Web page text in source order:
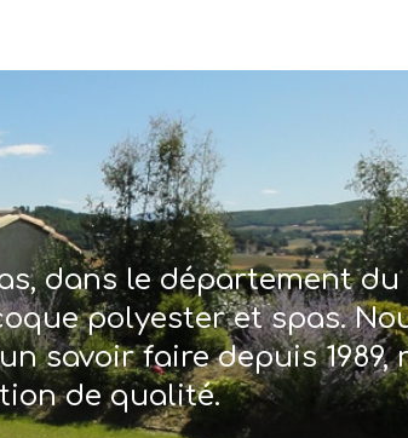
dans le département du
polyester et spas.
savoir faire depuis 1989,
de qualité.